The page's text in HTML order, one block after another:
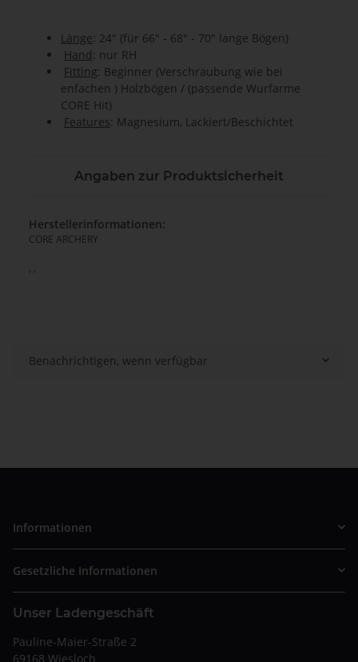
Länge: 24" (für 66" - 68" - 70" lange Bögen)
Hand: nur RH
Fitting: Beginner (Verschraubung wie bei
enfachen ) Holzbögen / (passende Wurfarme
CORE Hit)
Features: Magnesium, Lackiert/Beschichtet
Angaben zur Produktsicherheit
Herstellerinformationen:
CORE ARCHERY
, ,
Benachrichtigen, wenn verfügbar
Informationen
Gesetzliche Informationen
Unser Ladengeschäft
Pauline-Maier-Straße 2
69168 Wiesloch